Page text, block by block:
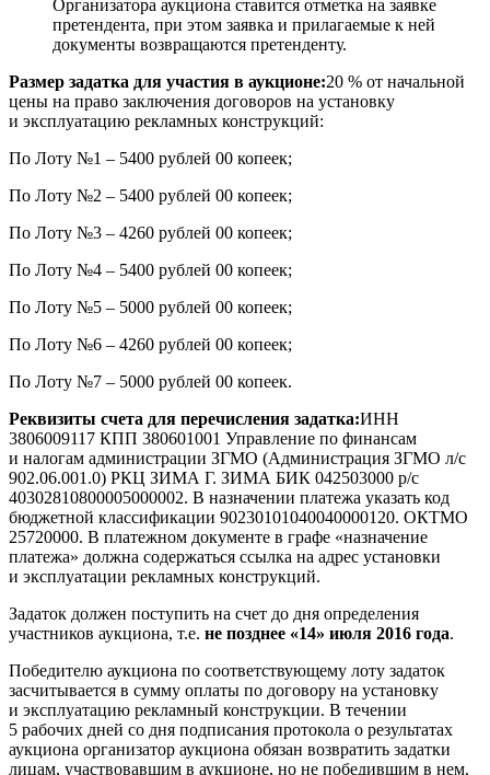
Организатора аукциона ставится отметка на заявке
претендента, при этом заявка и прилагаемые к ней
документы возвращаются претенденту.
Размер задатка для участия в аукционе:20 % от начальной
цены на право заключения договоров на установку
и эксплуатацию рекламных конструкций:
По Лоту №1 – 5400 рублей 00 копеек;
По Лоту №2 – 5400 рублей 00 копеек;
По Лоту №3 – 4260 рублей 00 копеек;
По Лоту №4 – 5400 рублей 00 копеек;
По Лоту №5 – 5000 рублей 00 копеек;
По Лоту №6 – 4260 рублей 00 копеек;
По Лоту №7 – 5000 рублей 00 копеек.
Реквизиты счета для перечисления задатка:ИНН
3806009117 КПП 380601001 Управление по финансам
и налогам администрации ЗГМО (Администрация ЗГМО л/с
902.06.001.0) РКЦ ЗИМА Г. ЗИМА БИК 042503000 р/с
40302810800005000002. В назначении платежа указать код
бюджетной классификации 90230101040040000120. ОКТМО
25720000. В платежном документе в графе «назначение
платежа» должна содержаться ссылка на адрес установки
и эксплуатации рекламных конструкций.
Задаток должен поступить на счет до дня определения
участников аукциона, т.е. не позднее «14» июля 2016 года.
Победителю аукциона по соответствующему лоту задаток
засчитывается в сумму оплаты по договору на установку
и эксплуатацию рекламный конструкции. В течении
5 рабочих дней со дня подписания протокола о результатах
аукциона организатор аукциона обязан возвратить задатки
лицам, участвовавшим в аукционе, но не победившим в нем.